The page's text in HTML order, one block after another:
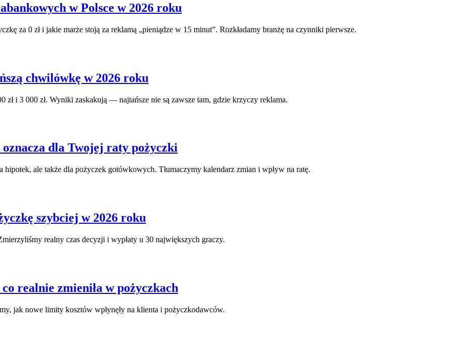
w Polsce w 2026 roku
za 0 zł i jakie marże stoją za reklamą „pieniądze w 15 minut”. Rozkładamy branżę na czynniki pierwsze.
chwilówkę w 2026 roku
i 3 000 zł. Wyniki zaskakują — najtańsze nie są zawsze tam, gdzie krzyczy reklama.
dla Twojej raty pożyczki
ale także dla pożyczek gotówkowych. Tłumaczymy kalendarz zmian i wpływ na ratę.
szybciej w 2026 roku
realny czas decyzji i wypłaty u 30 największych graczy.
realnie zmieniła w pożyczkach
jak nowe limity kosztów wpłynęły na klienta i pożyczkodawców.